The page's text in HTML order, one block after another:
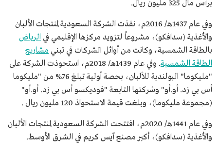
برأس مال 325 مليون ريال.
وفي عام 1437هـ/ 2016م، نفذت الشركة السعودية لمنتجات الألبان
والأغذية (سدافكو)، مشروعاً لتزويد مركزها الإقليمي في الرياض
بالطاقة الشمسية، وكانت من أوائل الشركات في تبني مشاريع
الطاقة الشمسية
. وفي عام 1439هـ/ 2018م، استحوذت الشركة على
"مليكوما" البولندية للألبان، بحصة أولية تبلغ 76% من "مليكوما
أس بي زد. أو.أو" وشركتها التابعة "فوديكسو أس بي زد. أو.أو"
(مجموعة مليكوما)، وبلغت قيمة الاستحواذ 120 مليون ريال .
وفي عام 1441هـ/ 2020م، افتتحت الشركة السعودية لمنتجات الألبان
والأغذية (سدافكو)، أكبر مصنع آيس كريم في الشرق الأوسط.